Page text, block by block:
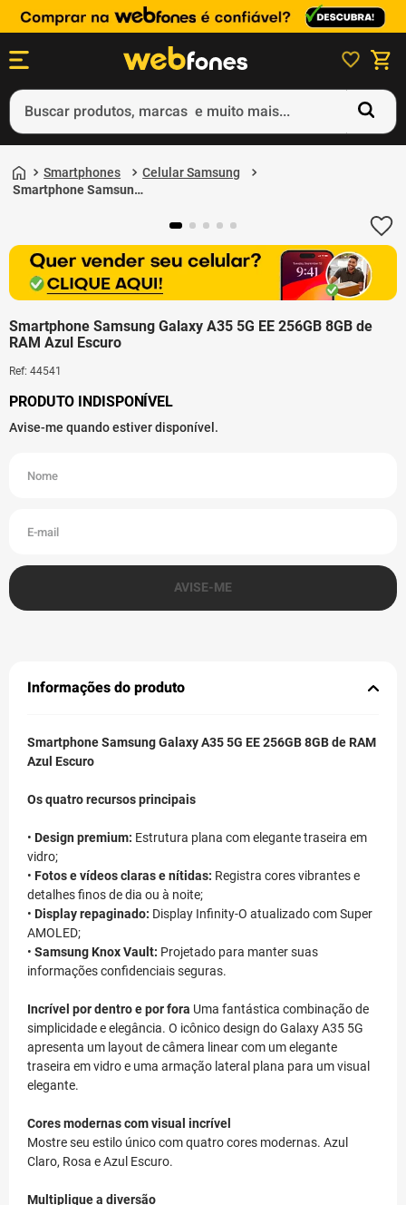
Buscar produtos, marcas e muito mais...
Smartphones
Celular Samsung
Smartphone Samsung
Smartphone Samsung Galaxy A35 5G EE 256GB 8GB de
RAM Azul Escuro
Ref: 44541
Informações do produto
Smartphone Samsung Galaxy A35 5G EE 256GB 8GB de RAM
Azul Escuro
Os quatro recursos principais
• Design premium: Estrutura plana com elegante traseira em
vidro;
• Fotos e vídeos claras e nítidas: Registra cores vibrantes e
detalhes finos de dia ou à noite;
• Display repaginado: Display Infinity-O atualizado com Super
AMOLED;
• Samsung Knox Vault: Projetado para manter suas
informações confidenciais seguras.
Incrível por dentro e por fora Uma fantástica combinação de
simplicidade e elegância. O icônico design do Galaxy A35 5G
apresenta um layout de câmera linear com um elegante
traseira em vidro e uma armação lateral plana para um visual
elegante.
Cores modernas com visual incrível
Mostre seu estilo único com quatro cores modernas. Azul
Claro, Rosa e Azul Escuro.
Multiplique a diversão
2º
gift card
4º
smartphone
5º notebook